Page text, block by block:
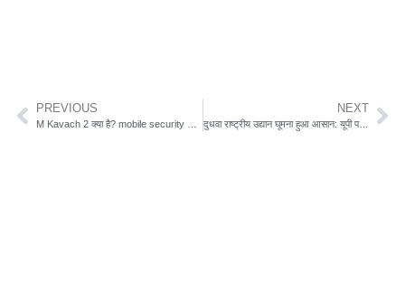
PREVIOUS NEXT
दुधवा राष्ट्रीय उद्यान घूमना हुआ आसान: यूपी पर्यटन के 1 रात 2 दिन वाले 5 किफायती पैकेज घोषित